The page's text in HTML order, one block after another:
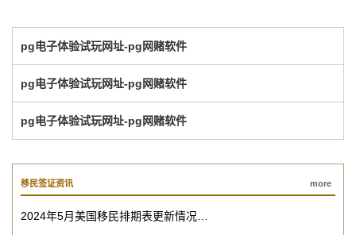
pg电子体验试玩网址-pg网赌软件
pg电子体验试玩网址-pg网赌软件
pg电子体验试玩网址-pg网赌软件
移民签证资讯 more
2024年5月美国移民排期表更新情况…